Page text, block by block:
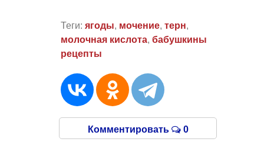
Теги: ягоды, мочение, терн,
молочная кислота, бабушкины
рецепты
Комментировать 0